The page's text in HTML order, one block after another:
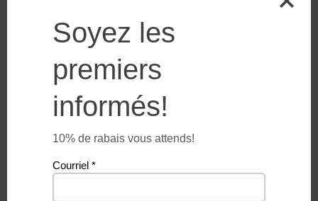
Soyez les
premiers
informés!
10% de rabais vous attends!
Courriel *